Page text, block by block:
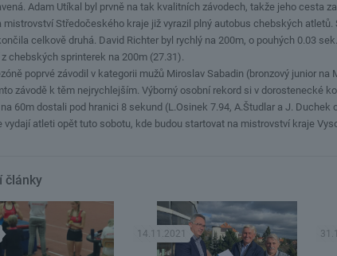
Adam Utíkal byl prvně na tak kvalitních závodech, takže jeho cesta
mistrovství Středočeského kraje již vyrazil plný autobus chebských
celkově druhá. David Richter byl rychlý na 200m, o pouhých 0.03
chebských sprinterek na 200m (27.31).
poprvé závodil v kategorii mužů Miroslav Sabadin (bronzový junior
závodě k těm nejrychlejším. Výborný osobní rekord si v dorostenecké
60m dostali pod hranici 8 sekund (L.Osinek 7.94, A.Študlar a J.
vydají atleti opět tuto sobotu, kde budou startovat na mistrovství kraje
články
14.11.2021